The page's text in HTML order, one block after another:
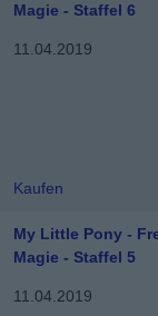
Magie - Staffel 6
11.04.2019
Kaufen
My Little Pony -
Magie - Staffel 5
11.04.2019